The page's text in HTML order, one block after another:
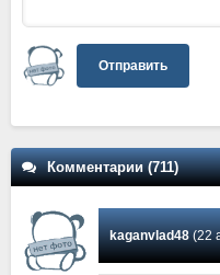
Отправить
Комментарии (711)
kaganvlad48(22